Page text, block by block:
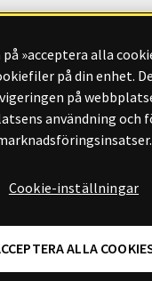
Sverige AB,
»acceptera alla
på din enhet.
på
användning och
Cookie-inställningar
ALLA